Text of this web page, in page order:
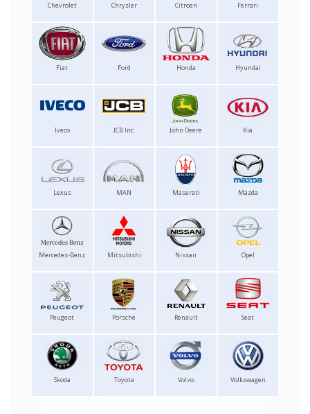
Chevrolet Chrysler Citroen Ferrari
Fiat Ford Honda Hyundai
Iveco JCB Inc. John Deere Kia
Lexus MAN Maserati Mazda
Mercedes-Benz Mitsubishi Nissan Opel
Peugeot Porsche Renault Seat
Skoda Toyota Volvo Volkswagen